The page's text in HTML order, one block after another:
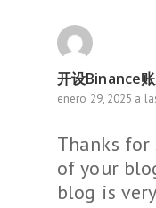
开设Binance
enero 29, 2025 a
Thanks for
of your
blog is